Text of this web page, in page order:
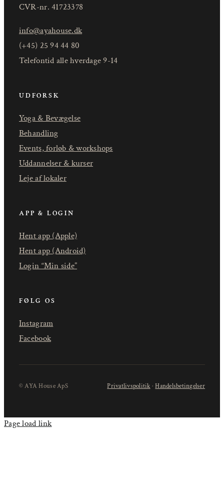
CVR-nr. 41723378
info@ayahouse.dk
(+45) 25 94 44 80
Telefontid alle hverdage 9-14
UDFORSK
Yoga & Bevægelse
Behandling
Events, forløb & workshops
Uddannelser & kurser
Leje af lokaler
APP & LOGIN
Hent app (Apple)
Hent app (Android)
Login “Min side”
FØLG OS
Instagram
Facebook
© AYA House ApS Privatlivspolitik ·Handelsbetingelser
Page load link